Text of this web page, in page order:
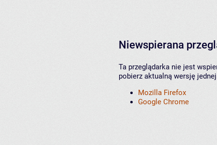
Niewspierana
Ta przeglądarka nie jest
pobierz aktualną wersję
Mozilla Firefox
Google Chrome